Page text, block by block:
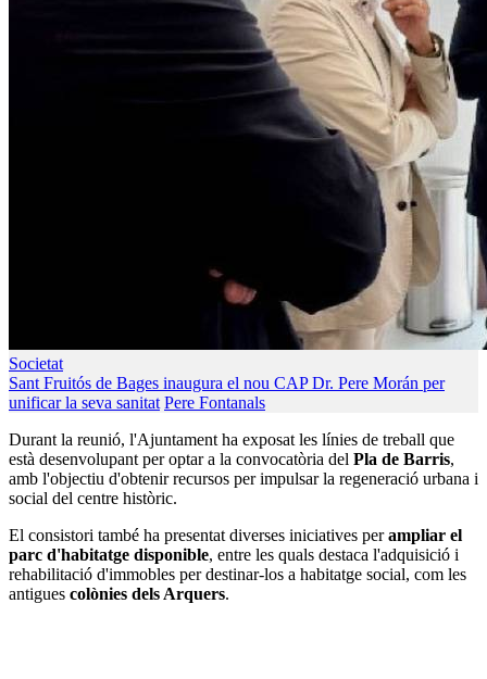
Societat
Sant Fruitós de Bages inaugura el nou CAP Dr. Pere Morán per
unificar la seva sanitat Pere Fontanals
Durant la reunió, l'Ajuntament ha exposat les línies de treball que
està desenvolupant per optar a la convocatòria del Pla de Barris,
amb l'objectiu d'obtenir recursos per impulsar la regeneració urbana i
social del centre històric.
El consistori també ha presentat diverses iniciatives perampliar el
parc d'habitatge disponible, entre les quals destaca l'adquisició i
rehabilitació d'immobles per destinar-los a habitatge social, com les
antigues colònies dels Arquers.